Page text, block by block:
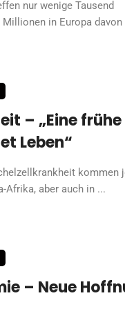
nur wenige Tausend
in Europa davon
– „Eine frühe
Leben“
kommen
Afrika, aber auch in ...
– Neue